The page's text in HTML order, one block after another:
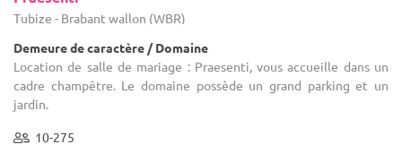
Tubize - Brabant wallon (WBR)
Demeure de caractère / Domaine
Location de salle de mariage : Praesenti, vous accueille dans un
cadre champêtre. Le domaine possède un grand parking et un
jardin.
10-275